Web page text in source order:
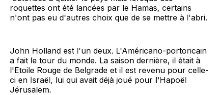
roquettes ont été lancées par le Hamas, certains
n'ont pas eu d'autres choix que de se mettre à l'abri.
John Holland est l'un deux. L'Américano-portoricain
a fait le tour du monde. La saison dernière, il était à
l'Etoile Rouge de Belgrade et il est revenu pour celle-
ci en Israël, lui qui avait déjà joué pour l'Hapoël
Jérusalem.